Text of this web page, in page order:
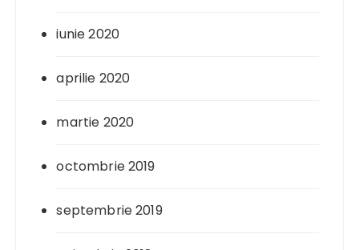
iunie 2020
aprilie 2020
martie 2020
octombrie 2019
septembrie 2019